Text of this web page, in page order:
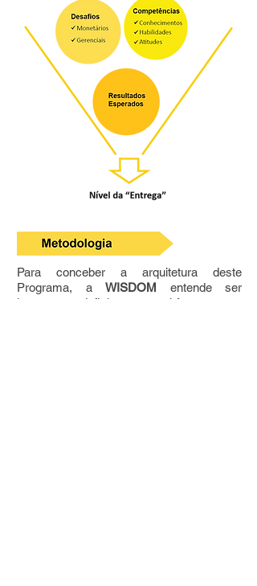
Para conceber a arquitetura deste
Programa, a WISDOM entende ser
importante definir um comitê composto